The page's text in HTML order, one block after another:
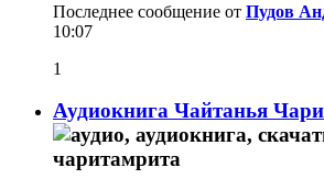
Последнее сообщение от Пудов
10:07
1
Аудиокнига Чайтанья